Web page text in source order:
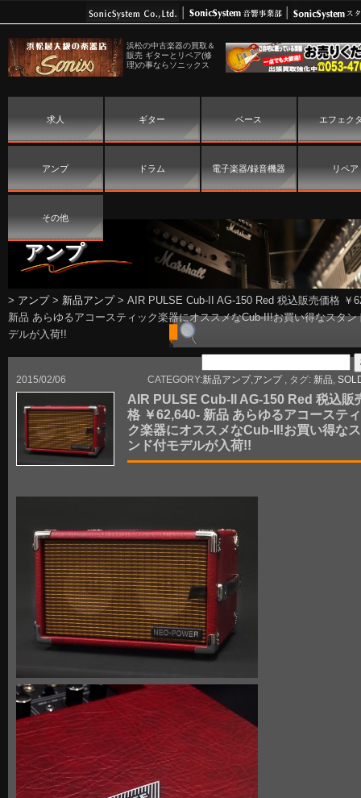
浜松の中古楽器の買取＆
販売 ギターとリペア(修
理)の事ならソニックス
求人 ギター ベース エフェク
アンプ ドラム 電子楽器/録音機器 リペア
その他
アンプ
> アンプ> 新品アンプ> AIR PULSE Cub-II AG-150 Red 税込販売価格 ￥
新品 あらゆるアコースティック楽器にオススメなCub-II!お買い得なスタン
デルが入荷!!
2015/02/06 CATEGORY:新品アンプ, アンプ , タグ: 新品
AIR PULSE Cub-II AG-150 Red 税込販
格 ￥62,640- 新品 あらゆるアコーステ
ク楽器にオススメなCub-II!お買い得な
ンド付モデルが入荷!!